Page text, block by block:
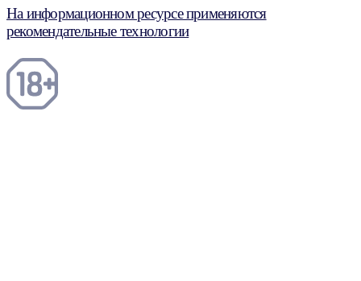
На информационном ресурсе применяются
рекомендательные технологии